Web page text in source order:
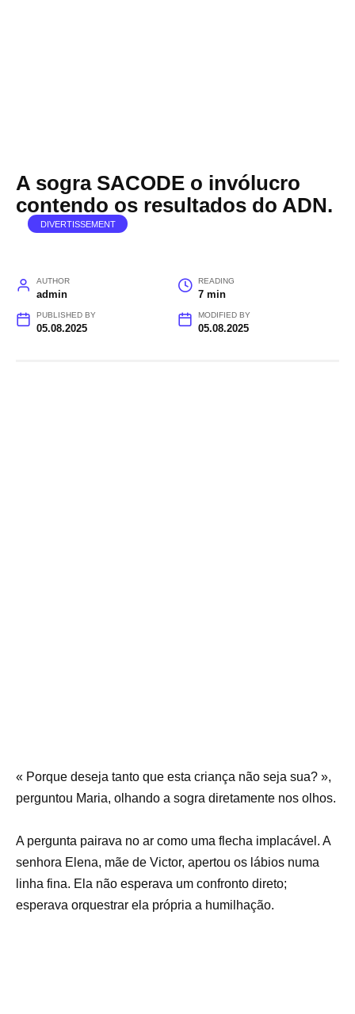
A sogra SACODE o invólucro
contendo os resultados do ADN.
DIVERTISSEMENT
AUTHOR
admin
READING
7 min
PUBLISHED BY
05.08.2025
MODIFIED BY
05.08.2025
« Porque deseja tanto que esta criança não seja sua? »,
perguntou Maria, olhando a sogra diretamente nos olhos.
A pergunta pairava no ar como uma flecha implacável. A
senhora Elena, mãe de Victor, apertou os lábios numa
linha fina. Ela não esperava um confronto direto;
esperava orquestrar ela própria a humilhação.